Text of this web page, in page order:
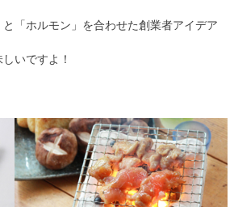
「ホルモン」を合わせた創業者アイデア
いですよ！